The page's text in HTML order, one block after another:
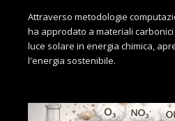
Attraverso metodologie
ha approdato a materiali
luce solare in energia chimica,
l'energia sostenibile.